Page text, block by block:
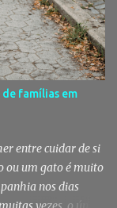
é um dos maiores
150 anos
norte-
de peixe do
do Livramento vale
O Mercado do
anos de existência
Municipal
famílias em
entre cuidar de si
ou um gato é muito
nos dias